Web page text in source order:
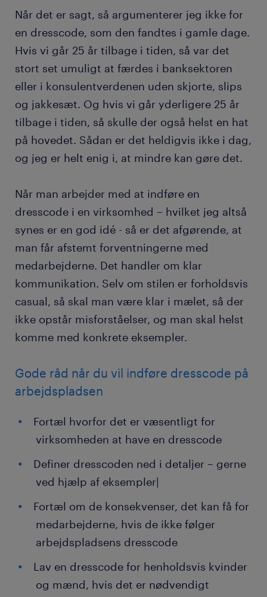
Når det er sagt, så argumenterer jeg ikke for
en dresscode, som den fandtes i gamle dage.
Hvis vi går 25 år tilbage i tiden, så var det
stort set umuligt at færdes i banksektoren
eller i konsulentverdenen uden skjorte, slips
og jakkesæt. Og hvis vi går yderligere 25 år
tilbage i tiden, så skulle der også helst en hat
på hovedet. Sådan er det heldigvis ikke i dag,
og jeg er helt enig i, at mindre kan gøre det.
Når man arbejder med at indføre en
dresscode i en virksomhed – hvilket jeg altså
synes er en god idé - så er det afgørende, at
man får afstemt forventningerne med
medarbejderne. Det handler om klar
kommunikation. Selv om stilen er forholdsvis
casual, så skal man være klar i mælet, så der
ikke opstår misforståelser, og man skal helst
komme med konkrete eksempler.
Gode råd når du vil indføre dresscode på
arbejdspladsen
Fortæl hvorfor det er væsentligt for
virksomheden at have en dresscode
Definer dresscoden ned i detaljer – gerne
ved hjælp af eksempler|
Fortæl om de konsekvenser, det kan få for
medarbejderne, hvis de ikke følger
arbejdspladsens dresscode
Lav en dresscode for henholdsvis kvinder
og mænd, hvis det er nødvendigt